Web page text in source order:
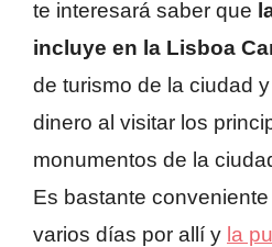
te interesará saber que
incluye en la Lisboa
de turismo de la ciudad
dinero al visitar los
monumentos de la
Es bastante
varios días por allí y la